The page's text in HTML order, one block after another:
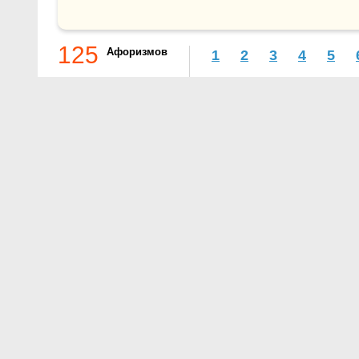
125 Афоризмов 1 2 3 4 5